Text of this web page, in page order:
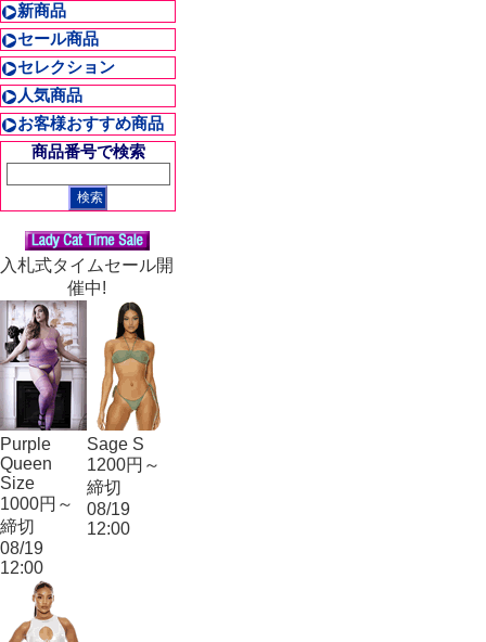
新商品
セール商品
セレクション
人気商品
お客様おすすめ商品
商品番号で検索
入札式タイムセール開
催中!
Purple
Queen
Size
1000円～
締切
08/19
12:00
Sage S
1200円～
締切
08/19
12:00